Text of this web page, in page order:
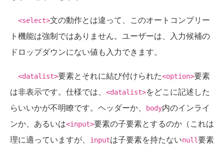
<select>文の動作とは違って、このオートコンプリー
ト機能は強制ではありません。ユーザーは、入力候補の
ドロップダウンにない値も入力できます。
<datalist>要素とそれに結び付けられた<option>要素
は非表示です。仕様では、
<datalist>をどこに記述した
らいいかが不明瞭です。ヘッダーか、
body内のインライ
ンか、あるいは<input>要素の子要素とするのか（これは
理に適っていますが、
inputは子要素を持たないnull要素